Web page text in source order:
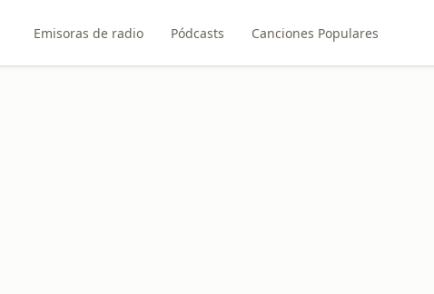
Emisoras de radio Pódcasts Canciones Populares